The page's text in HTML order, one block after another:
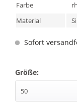
Farbe
Material
Sofort
Größe: